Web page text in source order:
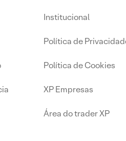
Institucional
Política de
Política de Cookies
XP Empresas
Área do trader XP